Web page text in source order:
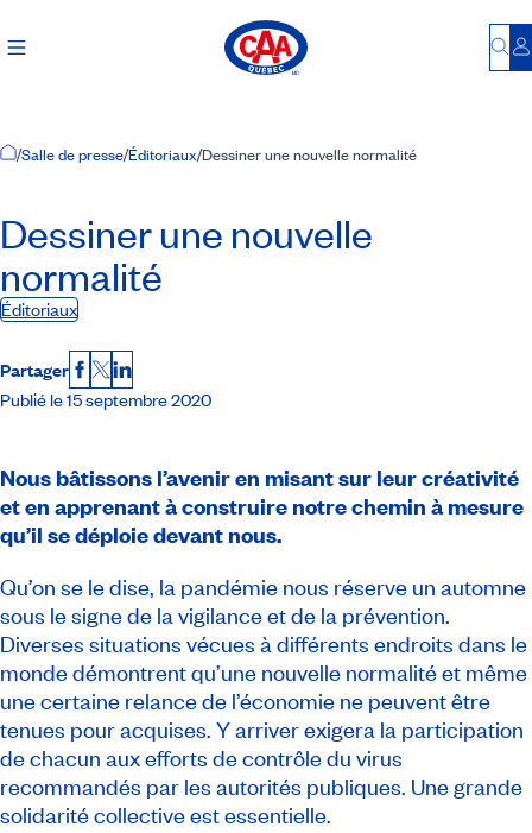
Accueil
/Salle de presse/Éditoriaux/Dessiner une nouvelle normalité
Dessiner une nouvelle
normalité
Éditoriaux
Partager Facebook
X LinkedIn
Publié le 15 septembre 2020
Nous bâtissons l’avenir en misant sur leur créativité
et en apprenant à construire notre chemin à mesure
qu’il se déploie devant nous.
Qu’on se le dise, la pandémie nous réserve un automne
sous le signe de la vigilance et de la prévention.
Diverses situations vécues à différents endroits dans le
monde démontrent qu’une nouvelle normalité et même
une certaine relance de l’économie ne peuvent être
tenues pour acquises. Y arriver exigera la participation
de chacun aux efforts de contrôle du virus
recommandés par les autorités publiques. Une grande
solidarité collective est essentielle.